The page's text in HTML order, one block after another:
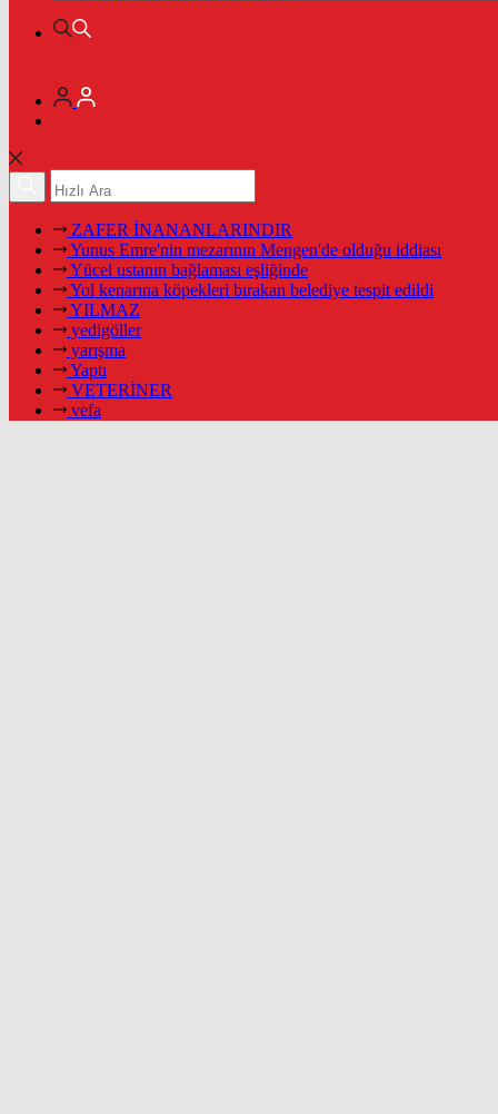
ZAFER İNANANLARINDIR
Yunus Emre'nin mezarının Mengen'de olduğu iddiası
Yücel ustanın bağlaması eşliğinde
Yol kenarına köpekleri bırakan belediye tespit edildi
YILMAZ
yedigöller
yarışma
Yaptı
VETERİNER
vefa